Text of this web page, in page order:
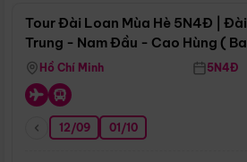
Tour Đài Loan Mùa Hè 5N4Đ |
Trung - Nam Đầu - Cao Hùng (
Hồ Chí Minh 5N4Đ
12/09 01/10